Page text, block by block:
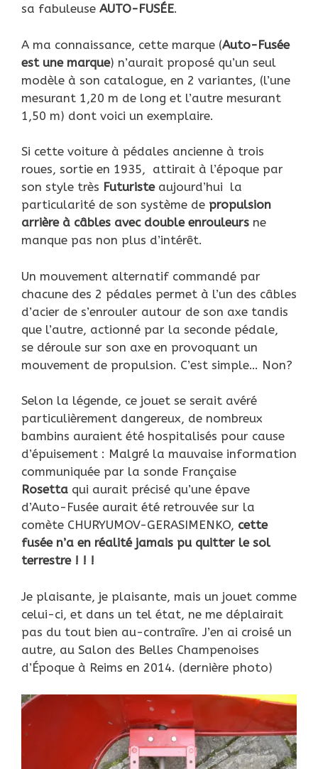
sa fabuleuse AUTO-FUSÉE.
A ma connaissance, cette marque (Auto-Fusée
est une marque) n’aurait proposé qu’un seul
modèle à son catalogue, en 2 variantes, (l’une
mesurant 1,20 m de long et l’autre mesurant
1,50 m) dont voici un exemplaire.
Si cette voiture à pédales ancienne à trois
roues, sortie en 1935, attirait à l’époque par
son style très Futuristeaujourd’hui la
particularité de son système de propulsion
arrière à câbles avec double enrouleurs ne
manque pas non plus d’intérêt.
Un mouvement alternatif commandé par
chacune des 2 pédales permet à l’un des câbles
d’acier de s’enrouler autour de son axe tandis
que l’autre, actionné par la seconde pédale,
se déroule sur son axe en provoquant un
mouvement de propulsion. C’est simple… Non?
Selon la légende, ce jouet se serait avéré
particulièrement dangereux, de nombreux
bambins auraient été hospitalisés pour cause
d’épuisement : Malgré la mauvaise information
communiquée par la sonde Française
Rosetta qui aurait précisé qu’une épave
d’Auto-Fusée aurait été retrouvée sur la
comète CHURYUMOV-GERASIMENKO, cette
fusée n’a en réalité jamais pu quitter le sol
terrestre ! ! !
Je plaisante, je plaisante, mais un jouet comme
celui-ci, et dans un tel état, ne me déplairait
pas du tout bien au-contraîre. J’en ai croisé un
autre, au Salon des Belles Champenoises
d’Époque à Reims en 2014. (dernière photo)